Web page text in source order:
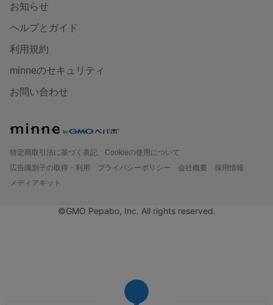
お知らせ
ヘルプとガイド
利用規約
minneのセキュリティ
お問い合わせ
特定商取引法に基づく表記
Cookieの使用について
広告識別子の取得・利用
プライバシーポリシー 会社概要
採用情報
メディアキット
©GMO Pepabo, Inc. All rights reserved.